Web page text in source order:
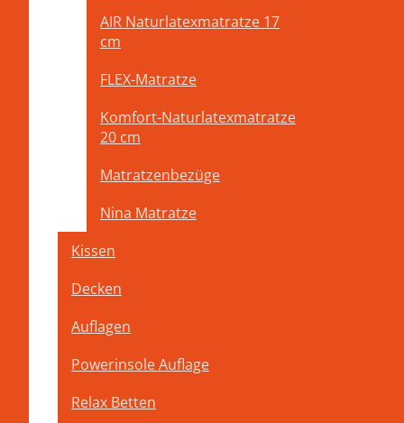
AIR Naturlatexmatratze 17
cm
FLEX-Matratze
Komfort-Naturlatexmatratze
20 cm
Matratzenbezüge
Nina Matratze
Kissen
Decken
Auflagen
Powerinsole Auflage
Relax Betten
Das